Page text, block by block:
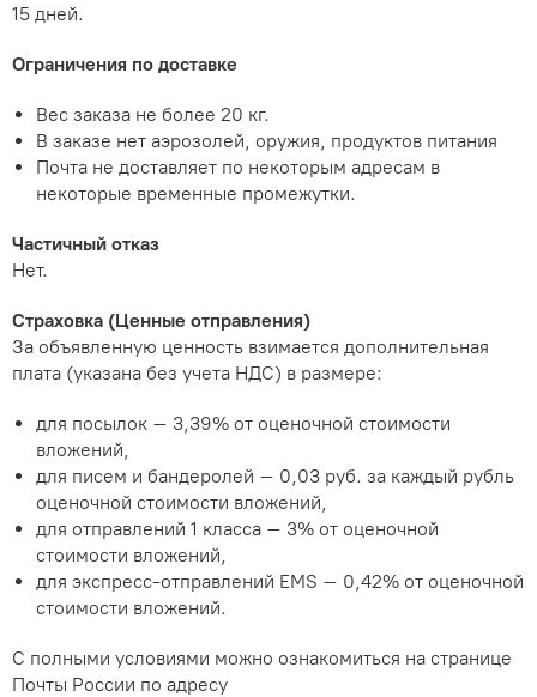
15 дней.
Ограничения по доставке
Вес заказа не более 20 кг.
В заказе нет аэрозолей, оружия, продуктов питания
Почта не доставляет по некоторым адресам в
некоторые временные промежутки.
Частичный отказ
Нет.
Страховка (Ценные отправления)
За объявленную ценность взимается дополнительная
плата (указана без учета НДС) в размере:
для посылок – 3,39% от оценочной стоимости
вложений,
для писем и бандеролей – 0,03 руб. за каждый рубль
оценочной стоимости вложений,
для отправлений 1 класса – 3% от оценочной
стоимости вложений,
для экспресс-отправлений EMS – 0,42% от оценочной
стоимости вложений.
С полными условиями можно ознакомиться на странице
Почты России по адресу